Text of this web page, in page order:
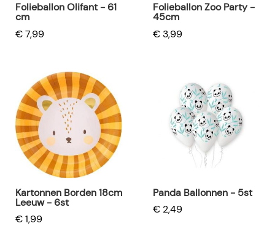
Folieballon Olifant - 61
cm
€ 7,99
Folieballon Zoo Party -
45cm
€ 3,99
Kartonnen Borden 18cm
Leeuw - 6st
€ 1,99
Panda Ballonnen - 5st
€ 2,49